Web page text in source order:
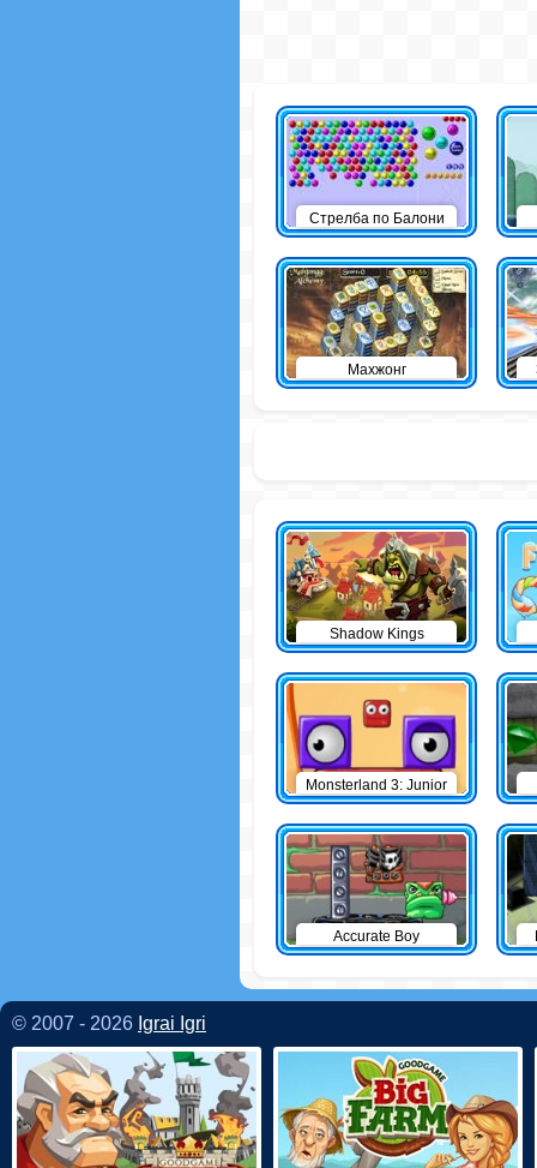
Стрелба по Балони
Махжонг
Shadow Kings
Monsterland 3: Junior
Returns
Accurate Boy
© 2007 - 2026 Igrai Igri